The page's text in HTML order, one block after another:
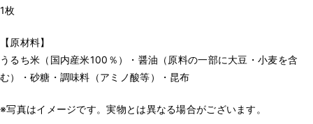
1枚
【原材料】
うるち米（国内産米100％）・醤油（原料の一部に大豆・小麦を含
む）・砂糖・調味料（アミノ酸等）・昆布
※写真はイメージです。実物とは異なる場合がございます。